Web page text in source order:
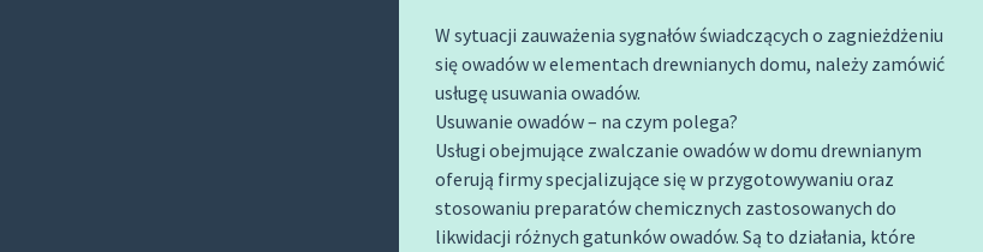
W sytuacji zauważenia sygnałów świadczących o zagnieżdżeniu
się owadów w elementach drewnianych domu, należy zamówić
usługę usuwania owadów.
Usuwanie owadów – na czym polega?
Usługi obejmujące zwalczanie owadów w domu drewnianym
oferują firmy specjalizujące się w przygotowywaniu oraz
stosowaniu preparatów chemicznych zastosowanych do
likwidacji różnych gatunków owadów. Są to działania, które